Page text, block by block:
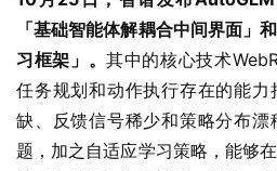
「基础智能体解耦合中间界面」
习框架」。其中的核心技术
任务规划和动作执行存在的能
缺、反馈信号稀少和策略分布
题，加之自适应学习策略，能够